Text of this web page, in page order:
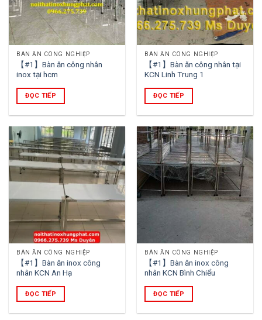
BÀN ĂN CÔNG NGHIỆP
【#1】Bàn ăn công nhân
inox tại hcm
ĐỌC TIẾP
BÀN ĂN CÔNG NGHIỆP
【#1】Bàn ăn công nhân tại
KCN Linh Trung 1
ĐỌC TIẾP
BÀN ĂN CÔNG NGHIỆP
【#1】Bàn ăn inox công
nhân KCN An Hạ
ĐỌC TIẾP
BÀN ĂN CÔNG NGHIỆP
【#1】Bàn ăn inox công
nhân KCN Bình Chiểu
ĐỌC TIẾP